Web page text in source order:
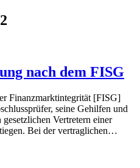
nach dem FISG
Finanzmarktintegrität [FISG]
seine Gehilfen und
Vertretern einer
Bei der vertraglichen…